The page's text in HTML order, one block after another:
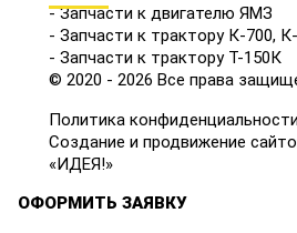
- Запчасти к двигателю ЯМЗ
- Запчасти к трактору К-700,
- Запчасти к трактору Т-150К
© 2020 - 2026 Все права
Политика конфиденциальности
Создание и продвижение
«ИДЕЯ!»
ОФОРМИТЬ ЗАЯВКУ